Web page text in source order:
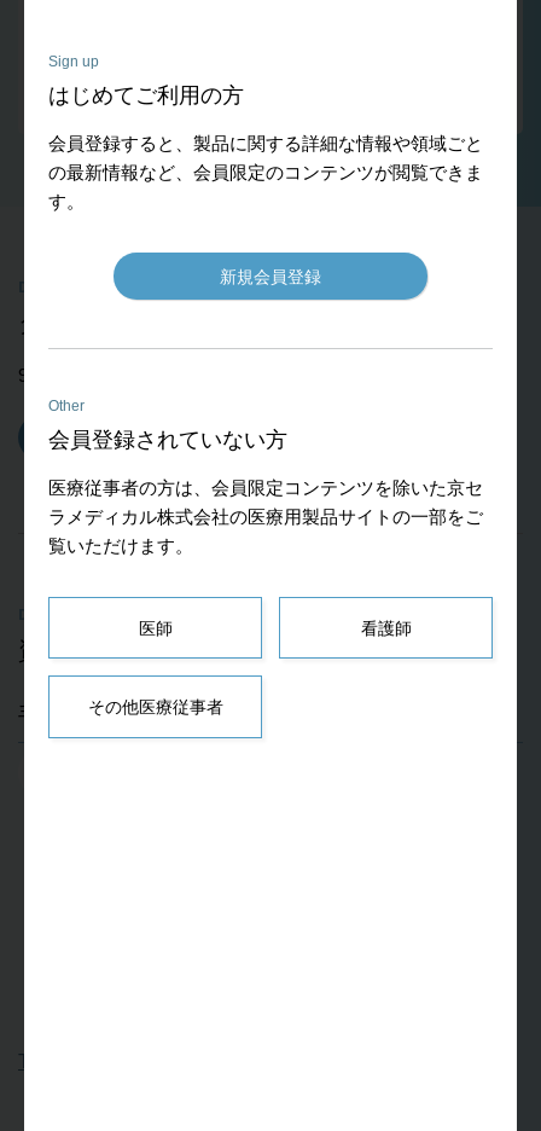
Sign up
はじめてご利用の方
会員登録すると、製品に関する詳細な情報や領域ごと
の最新情報など、会員限定のコンテンツが閲覧できま
す。
新規会員登録
Other
会員登録されていない方
医療従事者の方は、会員限定コンテンツを除いた京セ
ラメディカル株式会社の医療用製品サイトの一部をご
覧いただけます。
医師 看護師
その他医療従事者
「TNK」は京セラメディカル株式会社の登録商標です。
ダウンロード
900KB
カタログダウンロード
資料
手技書
TNK 手技書(1.1MB)